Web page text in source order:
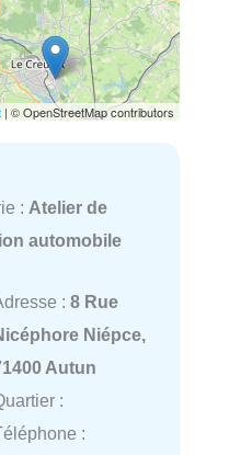
| © OpenStreetMap contributors
: Atelier de
automobile
: 8 Rue
Niépce,
Autun
:
: